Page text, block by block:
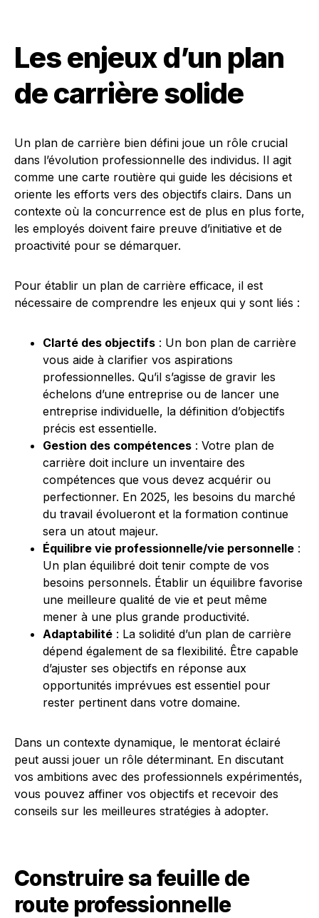
Les enjeux d’un plan
de carrière solide
Un plan de carrière bien défini joue un rôle crucial
dans l’évolution professionnelle des individus. Il agit
comme une carte routière qui guide les décisions et
oriente les efforts vers des objectifs clairs. Dans un
contexte où la concurrence est de plus en plus forte,
les employés doivent faire preuve d’initiative et de
proactivité pour se démarquer.
Pour établir un plan de carrière efficace, il est
nécessaire de comprendre les enjeux qui y sont liés :
Clarté des objectifs : Un bon plan de carrière
vous aide à clarifier vos aspirations
professionnelles. Qu’il s’agisse de gravir les
échelons d’une entreprise ou de lancer une
entreprise individuelle, la définition d’objectifs
précis est essentielle.
Gestion des compétences : Votre plan de
carrière doit inclure un inventaire des
compétences que vous devez acquérir ou
perfectionner. En 2025, les besoins du marché
du travail évolueront et la formation continue
sera un atout majeur.
Équilibre vie professionnelle/vie personnelle :
Un plan équilibré doit tenir compte de vos
besoins personnels. Établir un équilibre favorise
une meilleure qualité de vie et peut même
mener à une plus grande productivité.
Adaptabilité : La solidité d’un plan de carrière
dépend également de sa flexibilité. Être capable
d’ajuster ses objectifs en réponse aux
opportunités imprévues est essentiel pour
rester pertinent dans votre domaine.
Dans un contexte dynamique, le mentorat éclairé
peut aussi jouer un rôle déterminant. En discutant
vos ambitions avec des professionnels expérimentés,
vous pouvez affiner vos objectifs et recevoir des
conseils sur les meilleures stratégies à adopter.
Construire sa feuille de
route professionnelle